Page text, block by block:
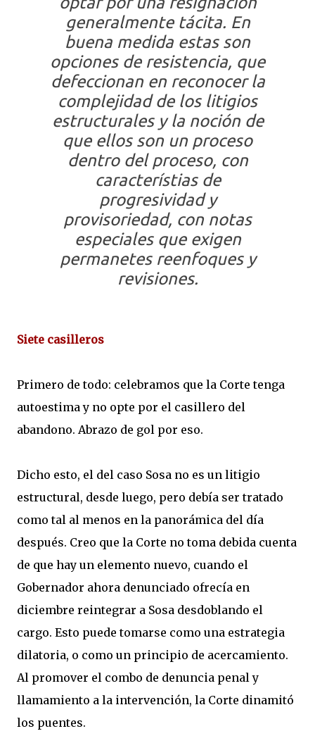
generalmente tácita. En
buena medida estas son
opciones de resistencia, que
defeccionan en reconocer la
complejidad de los litigios
estructurales y la noción de
que ellos son un proceso
dentro del proceso, con
característias de
progresividad y
provisoriedad, con notas
especiales que exigen
permanetes reenfoques y
revisiones.
Siete casilleros
Primero de todo: celebramos que la Corte tenga
autoestima y no opte por el casillero del
abandono. Abrazo de gol por eso.
Dicho esto, el del caso Sosa no es un litigio
estructural, desde luego, pero debía ser tratado
como tal al menos en la panorámica del día
después. Creo que la Corte no toma debida cuenta
de que hay un elemento nuevo, cuando el
Gobernador ahora denunciado ofrecía en
diciembre reintegrar a Sosa desdoblando el
cargo. Esto puede tomarse como una estrategia
dilatoria, o como un principio de acercamiento.
Al promover el combo de denuncia penal y
llamamiento a la intervención, la Corte dinamitó
los puentes.